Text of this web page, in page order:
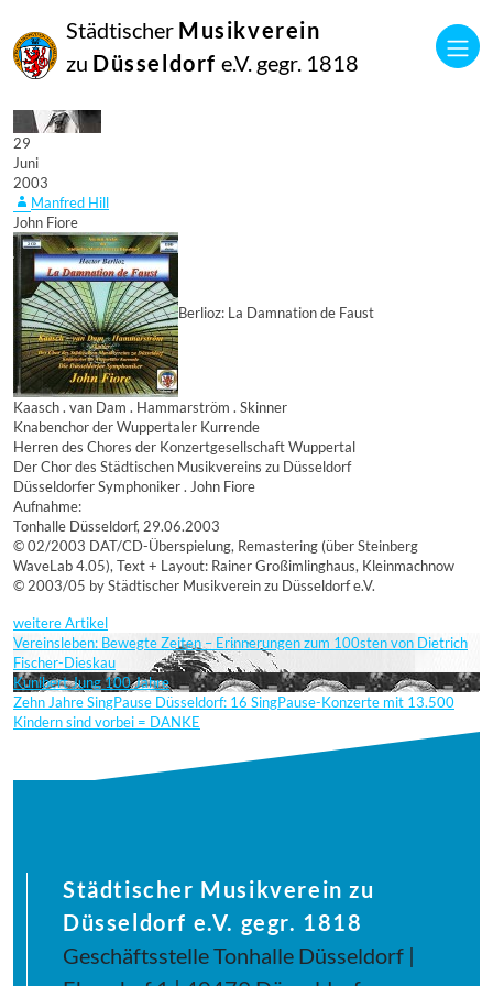
Städtischer Musikverein
zu Düsseldorf e.V. gegr. 1818
29
Juni
2003
Manfred Hill
John Fiore
Berlioz: La Damnation de Faust
Kaasch . van Dam . Hammarström . Skinner
Knabenchor der Wuppertaler Kurrende
Herren des Chores der Konzertgesellschaft Wuppertal
Der Chor des Städtischen Musikvereins zu Düsseldorf
Düsseldorfer Symphoniker . John Fiore
Aufnahme:
Tonhalle Düsseldorf, 29.06.2003
© 02/2003 DAT/CD-Überspielung, Remastering (über Steinberg
WaveLab 4.05), Text + Layout: Rainer Großimlinghaus, Kleinmachnow
© 2003/05 by Städtischer Musikverein zu Düsseldorf e.V.
weitere Artikel
Vereinsleben: Bewegte Zeiten – Erinnerungen zum 100sten von Dietrich
Fischer-Dieskau
Kunibert Jung 100 Jahre
Zehn Jahre SingPause Düsseldorf: 16 SingPause-Konzerte mit 13.500
Kindern sind vorbei = DANKE
Städtischer Musikverein zu
Düsseldorf e.V. gegr. 1818
Geschäftsstelle Tonhalle Düsseldorf |